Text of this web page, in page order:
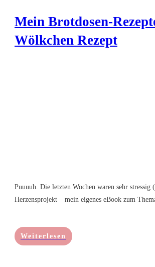
Mein Brotdosen-
Wölkchen Rezept
Puuuuh. Die letzten Wochen waren sehr
Herzensprojekt – mein eigenes eBook zum
Weiterlesen